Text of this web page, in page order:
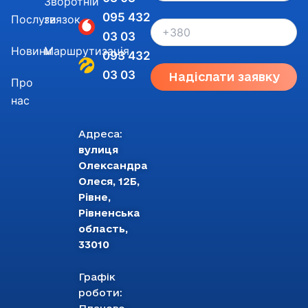
Адреса:
вулиця
Олександра
Олеся, 12Б,
Рівне,
Рівненська
область,
33010
Графік
роботи:
095 432
03 03
093 432
03 03
Послуги
Новини
Про
нас
звязок
Маршрутизація
Надіслати заявку